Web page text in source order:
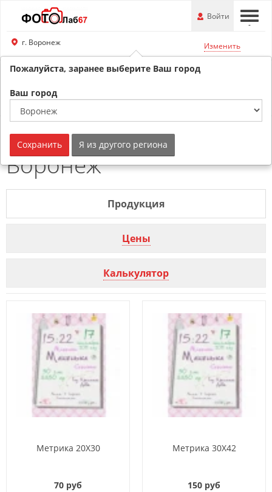
Перейти
основной
информации
---
Войти
г. Воронеж Изменить
Обратный звонок
Детская метрика г.
Воронеж
Продукция
Цены
Калькулятор
Метрика 20Х30
70 руб
Метрика 30Х42
150 руб
Пожалуйста, заранее выберите Ваш город
Ваш город
Сохранить Я из другого региона